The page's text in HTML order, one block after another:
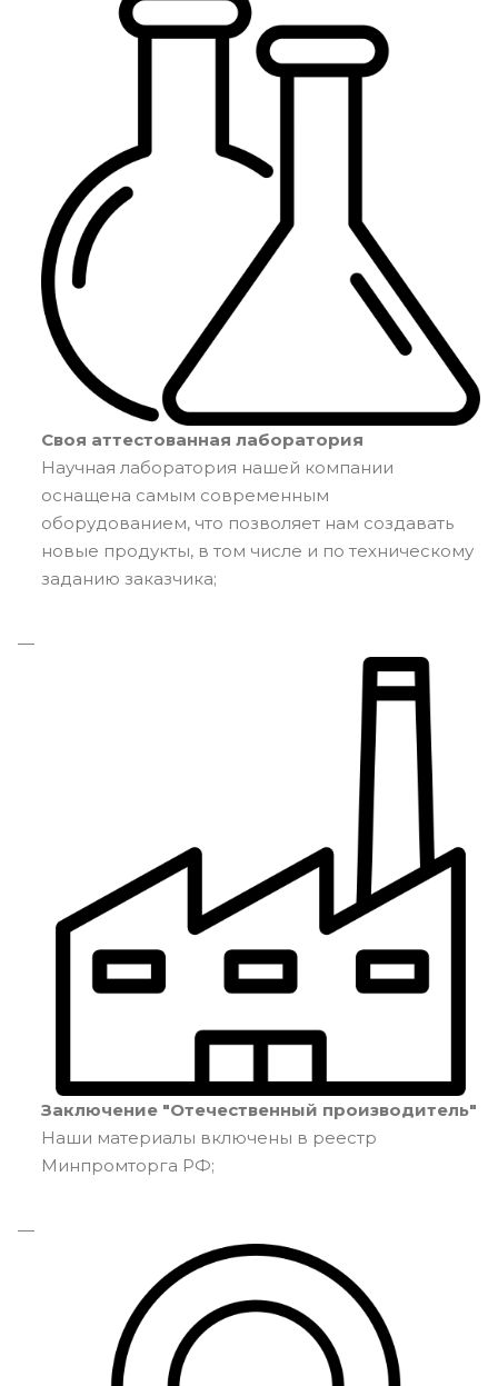
Своя аттестованная лаборатория
Научная лаборатория нашей компании
оснащена самым современным
оборудованием, что позволяет нам создавать
новые продукты, в том числе и по техническому
заданию заказчика;
Заключение "Отечественный производитель"
Наши материалы включены в реестр
Минпромторга РФ;